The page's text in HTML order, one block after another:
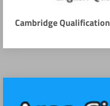
Cambridge Qualification